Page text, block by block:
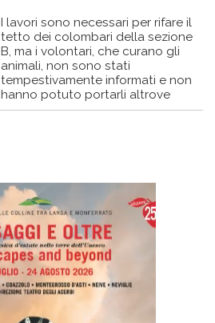
I lavori sono necessari per rifare il
tetto dei colombari della sezione
B, ma i volontari, che curano gli
animali, non sono stati
tempestivamente informati e non
hanno potuto portarli altrove